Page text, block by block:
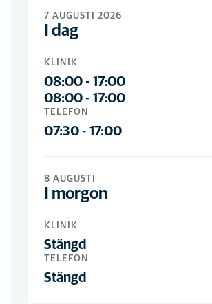
Följ oss på sociala medier
7 AUGUSTI 2026
I dag
KLINIK
08:00 - 17:00
08:00 - 17:00
TELEFON
07:30 - 17:00
8 AUGUSTI
I morgon
KLINIK
Stängd
TELEFON
Stängd